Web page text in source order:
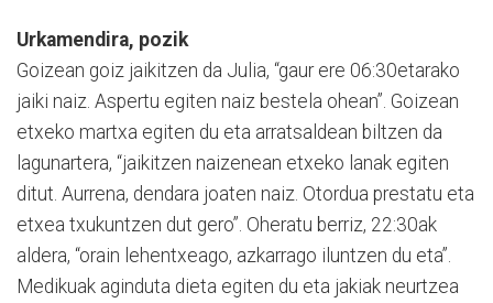
Urkamendira, pozik
Goizean goiz jaikitzen da Julia, “gaur ere 06:30etarako
jaiki naiz. Aspertu egiten naiz bestela ohean”. Goizean
etxeko martxa egiten du eta arratsaldean biltzen da
lagunartera, “jaikitzen naizenean etxeko lanak egiten
ditut. Aurrena, dendara joaten naiz. Otordua prestatu eta
etxea txukuntzen dut gero”. Oheratu berriz, 22:30ak
aldera, “orain lehentxeago, azkarrago iluntzen du eta”.
Medikuak aginduta dieta egiten du eta jakiak neurtzea